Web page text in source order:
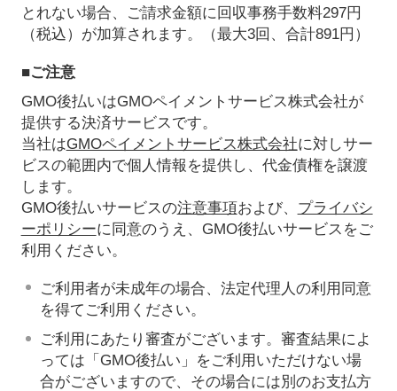
とれない場合、ご請求金額に回収事務手数料297円
（税込）が加算されます。（最大3回、合計891円）
■ご注意
GMO後払いはGMOペイメントサービス株式会社が
提供する決済サービスです。
当社はGMOペイメントサービス株式会社に対しサー
ビスの範囲内で個人情報を提供し、代金債権を譲渡
します。
GMO後払いサービスの注意事項および、 プライバシ
ーポリシーに同意のうえ、GMO後払いサービスをご
利用ください。
ご利用者が未成年の場合、法定代理人の利用同意
を得てご利用ください。
ご利用にあたり審査がございます。審査結果によ
っては「GMO後払い」をご利用いただけない場
合がございますので、その場合には別のお支払方